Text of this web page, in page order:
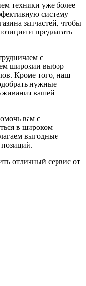
техники уже более
систему
запчастей, чтобы
и предлагать
с
широкий выбор
Кроме того, наш
нужные
вашей
вам с
в широком
выгодные
позиций.
отличный сервис от